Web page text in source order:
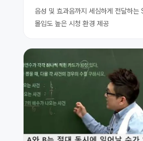
음성 및 효과음까지 세심하게 전달하는
몰입도 높은 시청 환경 제공